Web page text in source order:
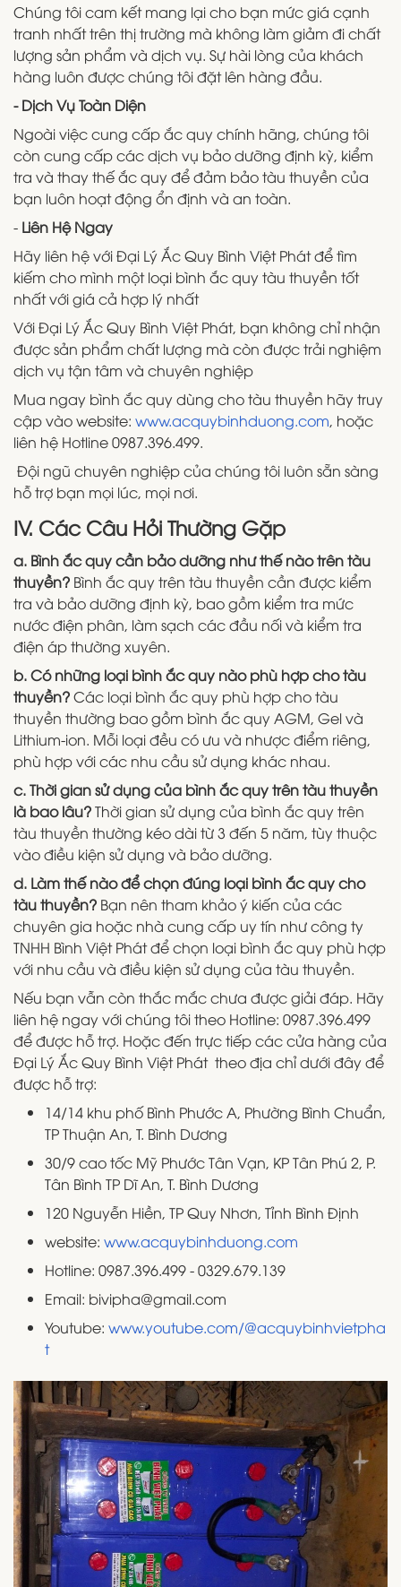
Chúng tôi cam kết mang lại cho bạn mức giá cạnh
tranh nhất trên thị trường mà không làm giảm đi chất
lượng sản phẩm và dịch vụ. Sự hài lòng của khách
hàng luôn được chúng tôi đặt lên hàng đầu.
- Dịch Vụ Toàn Diện
Ngoài việc cung cấp ắc quy chính hãng, chúng tôi
còn cung cấp các dịch vụ bảo dưỡng định kỳ, kiểm
tra và thay thế ắc quy để đảm bảo tàu thuyền của
bạn luôn hoạt động ổn định và an toàn.
- Liên Hệ Ngay
Hãy liên hệ với Đại Lý Ắc Quy Bình Việt Phát để tìm
kiếm cho mình một loại bình ắc quy tàu thuyền tốt
nhất với giá cả hợp lý nhất
Với Đại Lý Ắc Quy Bình Việt Phát, bạn không chỉ nhận
được sản phẩm chất lượng mà còn được trải nghiệm
dịch vụ tận tâm và chuyên nghiệp
Mua ngay bình ắc quy dùng cho tàu thuyền hãy truy
cập vào website: www.acquybinhduong.com, hoặc
liên hệ Hotline 0987.396.499.
Đội ngũ chuyên nghiệp của chúng tôi luôn sẵn sàng
hỗ trợ bạn mọi lúc, mọi nơi.
IV. Các Câu Hỏi Thường Gặp
a. Bình ắc quy cần bảo dưỡng như thế nào trên tàu
thuyền? Bình ắc quy trên tàu thuyền cần được kiểm
tra và bảo dưỡng định kỳ, bao gồm kiểm tra mức
nước điện phân, làm sạch các đầu nối và kiểm tra
điện áp thường xuyên.
b. Có những loại bình ắc quy nào phù hợp cho tàu
thuyền?Các loại bình ắc quy phù hợp cho tàu
thuyền thường bao gồm bình ắc quy AGM, Gel và
Lithium-ion. Mỗi loại đều có ưu và nhược điểm riêng,
phù hợp với các nhu cầu sử dụng khác nhau.
c. Thời gian sử dụng của bình ắc quy trên tàu thuyền
là bao lâu?Thời gian sử dụng của bình ắc quy trên
tàu thuyền thường kéo dài từ 3 đến 5 năm, tùy thuộc
vào điều kiện sử dụng và bảo dưỡng.
d. Làm thế nào để chọn đúng loại bình ắc quy cho
tàu thuyền? Bạn nên tham khảo ý kiến của các
chuyên gia hoặc nhà cung cấp uy tín như công ty
TNHH Bình Việt Phát để chọn loại bình ắc quy phù hợp
với nhu cầu và điều kiện sử dụng của tàu thuyền.
Nếu bạn vẫn còn thắc mắc chưa được giải đáp. Hãy
liên hệ ngay với chúng tôi theo Hotline: 0987.396.499
để được hỗ trợ. Hoặc đến trực tiếp các cửa hàng của
Đại Lý Ắc Quy Bình Việt Phát theo địa chỉ dưới đây để
được hỗ trợ:
14/14 khu phố Bình Phước A, Phường Bình Chuẩn,
TP Thuận An, T. Bình Dương
30/9 cao tốc Mỹ Phước Tân Vạn, KP Tân Phú 2, P.
Tân Bình TP Dĩ An, T. Bình Dương
120 Nguyễn Hiền, TP Quy Nhơn, Tỉnh Bình Định
website: www.acquybinhduong.com
Hotline: 0987.396.499 - 0329.679.139
Email: bivipha@gmail.com
Youtube: www.youtube.com/@acquybinhvietpha
t